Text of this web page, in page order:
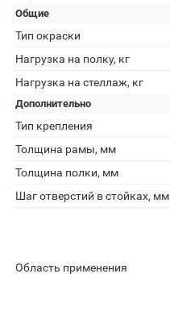
Общие
Тип окраски
Нагрузка на полку, кг
Нагрузка на стеллаж, кг
Дополнительно
Тип крепления
Толщина рамы, мм
Толщина полки, мм
Шаг отверстий в стойках, мм
Область применения